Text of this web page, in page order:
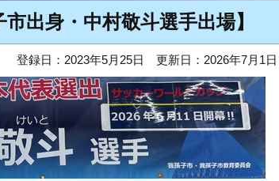
出身・中村敬斗選手出場】
登録日：2023年5月25日 更新日：2026年7月1日